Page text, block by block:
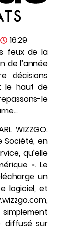
16:29
feux de la
de l’année
décisions
le haut de
le
WIZZGO.
Société, en
qu’elle
». Le
un
logiciel, et
diffusé sur